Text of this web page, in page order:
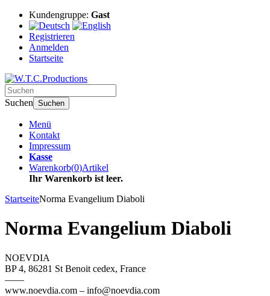
Kundengruppe: Gast
Registrieren
Anmelden
Startseite
Suchen Suchen
Menü
Kontakt
Impressum
Kasse
Warenkorb(0)Artikel
Ihr Warenkorb ist leer.
StartseiteNorma Evangelium Diaboli
Norma Evangelium Diaboli
NOEVDIA
BP 4, 86281 St Benoit cedex, France
——
www.noevdia.com – info@noevdia.com